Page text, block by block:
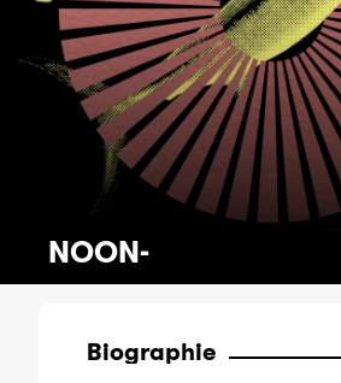
NOON-
Biographie